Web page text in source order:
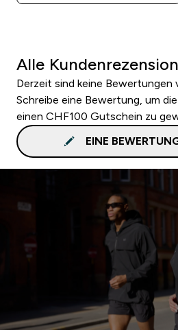
Alle
Derzeit sind keine Bewertungen
Schreibe eine Bewertung, um
einen CHF100 Gutschein zu
EINE